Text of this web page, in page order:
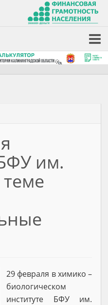
им.
29 февраля в химико –
биологическом
институте БФУ им.